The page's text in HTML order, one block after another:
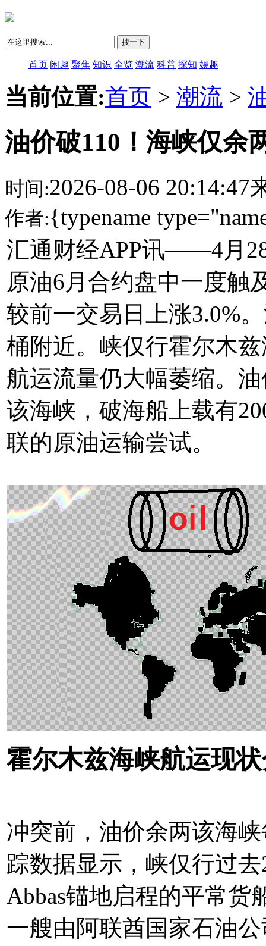
搜一下
首页 闲趣 聚焦 知识 全览 潮流 科普 探知 娱趣
当前位置:首页 > 潮流 >
油价破110！海峡仅余
时间:2026-08-06 20:14:47
作者:{typename
汇通财经APP讯——4月
原油6月合约盘中一度触
较前一交易日上涨3.0%
桶附近。峡仅行霍尔木
航运流量仍大幅萎缩。
该海峡，破海船上载有
联的原油运输尝试。
霍尔木兹海峡航运现
冲突前，油价余两该海
踪数据显示，峡仅行过
Abbas锚地启程的平常
一艘由阿联酋国家石油